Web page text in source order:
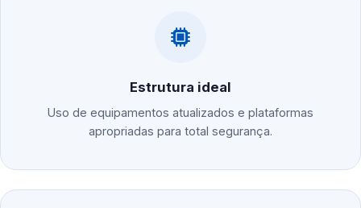
Estrutura ideal
Uso de equipamentos atualizados e plataformas
apropriadas para total segurança.